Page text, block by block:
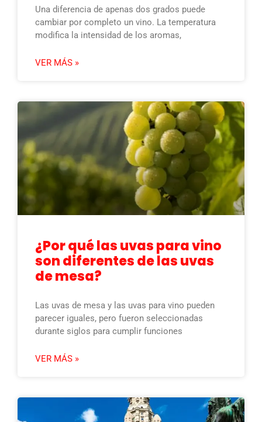
Una diferencia de apenas dos grados puede
cambiar por completo un vino. La temperatura
modifica la intensidad de los aromas,
VER MÁS »
¿Por qué las uvas para vino
son diferentes de las uvas
de mesa?
Las uvas de mesa y las uvas para vino pueden
parecer iguales, pero fueron seleccionadas
durante siglos para cumplir funciones
VER MÁS »